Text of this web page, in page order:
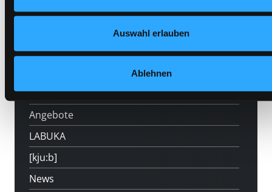
Auswahl erlauben
Ablehnen
Hotline (Mo-Fr 9 bis 17 Uhr): 0316 872-
Mitgliedschaft
Angebote
LABUKA
[kju:b]
News